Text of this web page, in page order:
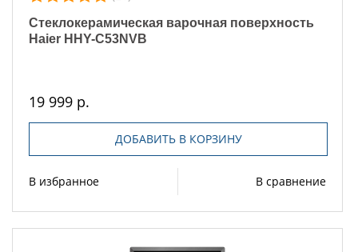
Стеклокерамическая варочная поверхность
Haier HHY-C53NVB
19 999 р.
ДОБАВИТЬ В КОРЗИНУ
В избранное В сравнение